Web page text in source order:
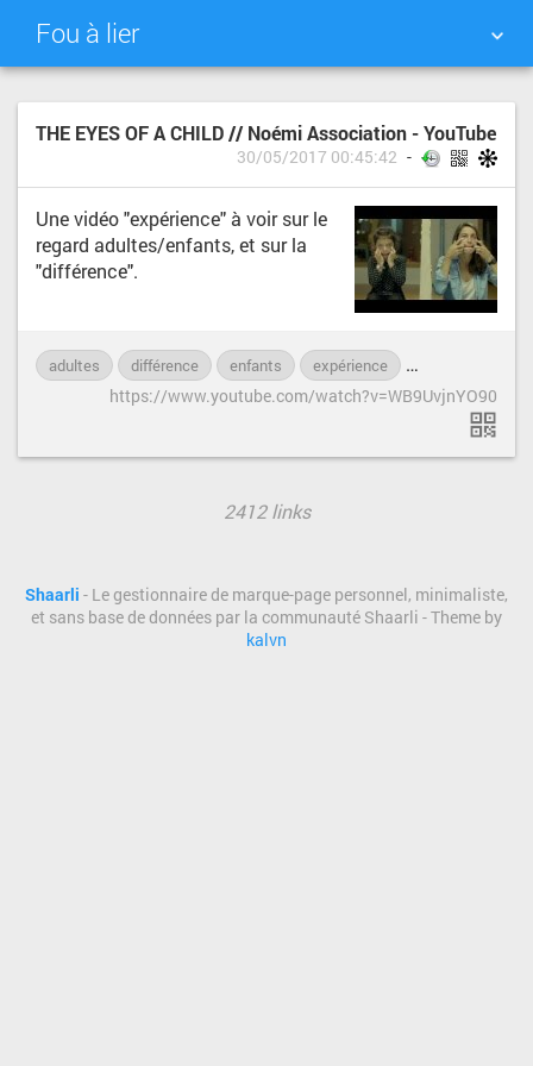
Fou à lier
NUAGE DE TAGS MUR D'IMAGES
THE EYES OF A CHILD // Noémi Association - YouTube
30/05/2017 00:45:42
Une vidéo "expérience" à voir sur le
regard adultes/enfants, et sur la
"différence".
adultes différence enfants expérience
https://www.youtube.com/watch?v=WB9UvjnYO90
2412 links
Shaarli - Le gestionnaire de marque-page personnel, minimaliste,
et sans base de données par la communauté Shaarli - Theme by
kalvn